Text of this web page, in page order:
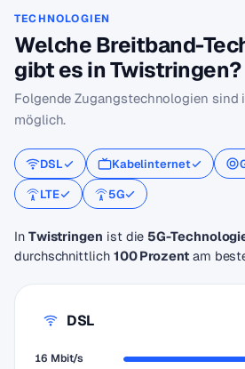
TECHNOLOGIEN
Welche Breitband-
gibt es in Twistringen?
Folgende Zugangstechnologien sind
möglich.
DSL Kabelinternet
LTE
5G
In Twistringen ist die 5G-
durchschnittlich 100 Prozentam
DSL
16 Mbit/s